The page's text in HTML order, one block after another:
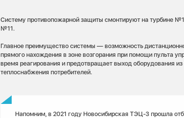
Систему противопожарной защиты смонтируют на турбине
№11.
Главное преимущество системы — возможность
прямого нахождения в зоне возгорания при помощи пульта
время реагирования и предотвращает выход оборудования из
теплоснабжения потребителей.
Напомним, в 2021 году Новосибирская ТЭЦ-3 прошла